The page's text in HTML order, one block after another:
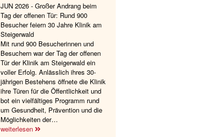
JUN 2026 - Großer Andrang beim
Tag der offenen Tür: Rund 900
Besucher feiern 30 Jahre Klinik am
Steigerwald
Mit rund 900 Besucherinnen und
Besuchern war der Tag der offenen
Tür der Klinik am Steigerwald ein
voller Erfolg. Anlässlich ihres 30-
jährigen Bestehens öffnete die Klinik
ihre Türen für die Öffentlichkeit und
bot ein vielfältiges Programm rund
um Gesundheit, Prävention und die
Möglichkeiten der…
weiterlesen